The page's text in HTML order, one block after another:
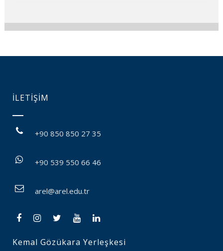
İLETİŞİM
+90 850 850 27 35
+90 539 550 66 46
arel@arel.edu.tr
Kemal Gözükara Yerleşkesi